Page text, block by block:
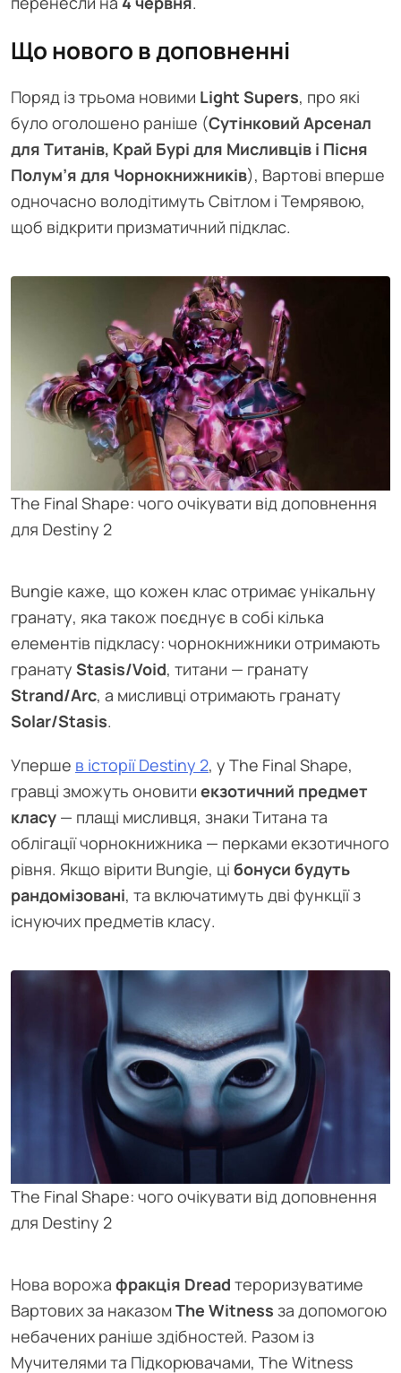
Що нового в доповненні
Поряд із трьома новими Light Supers, про які
було оголошено раніше (Сутінковий Арсенал
для Титанів, Край Бурі для Мисливців і Пісня
Полум’я для Чорнокнижників), Вартові вперше
одночасно володітимуть Світлом і Темрявою,
щоб відкрити призматичний підклас.
The Final Shape: чого очікувати від доповнення
для Destiny 2
Bungie каже, що кожен клас отримає унікальну
гранату, яка також поєднує в собі кілька
елементів підкласу: чорнокнижники отримають
гранату Stasis/Void, титани — гранату
Strand/Arc, а мисливці отримають гранату
Solar/Stasis.
Уперше в історії Destiny 2, у The Final Shape,
гравці зможуть оновити екзотичний предмет
класу — плащі мисливця, знаки Титана та
облігації чорнокнижника — перками екзотичного
рівня. Якщо вірити Bungie, ці бонуси будуть
рандомізовані, та включатимуть дві функції з
існуючих предметів класу.
The Final Shape: чого очікувати від доповнення
для Destiny 2
Нова ворожа фракція Dread тероризуватиме
Вартових за наказомThe Witness за допомогою
небачених раніше здібностей. Разом із
Мучителями та Підкорювачами, The Witness